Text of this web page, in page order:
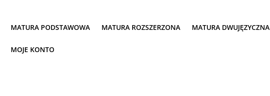
MATURA PODSTAWOWA MATURA ROZSZERZONA MATURA DWUJĘZYCZNA
MOJE KONTO